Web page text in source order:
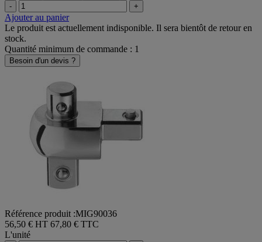
- +
Ajouter au panier
Le produit est actuellement indisponible. Il sera bientôt de retour en
stock.
Quantité minimum de commande : 1
Besoin d'un devis ?
Référence produit :MIG90036
56,50 € HT 67,80 € TTC
L'unité